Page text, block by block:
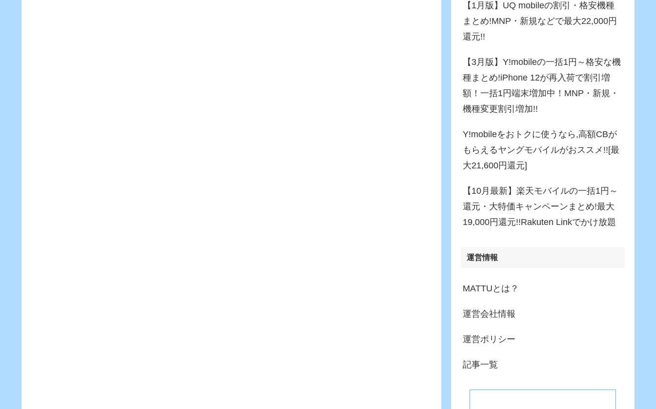
【1月版】UQ mobileの割引・格安機種
まとめ!MNP・新規などで最大22,000円
還元!!
【3月版】Y!mobileの一括1円～格安な機
種まとめ!iPhone 12が再入荷で割引増
額！一括1円端末増加中！MNP・新規・
機種変更割引増加!!
Y!mobileをおトクに使うなら,高額CBが
もらえるヤングモバイルがおススメ!![最
大21,600円還元]
【10月最新】楽天モバイルの一括1円～
還元・大特価キャンペーンまとめ!最大
19,000円還元!!Rakuten Linkでかけ放題
運営情報
MATTUとは？
運営会社情報
運営ポリシー
記事一覧